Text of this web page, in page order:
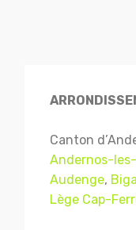
Canton
Andernos-
Audenge,
Lège Cap-